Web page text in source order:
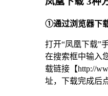
①通过浏览器下
打开“凤凰下载”
在搜索框中输入
载链接【http://
址，下载完成后